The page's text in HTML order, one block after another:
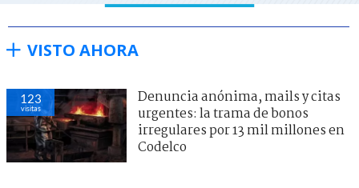
VISTO AHORA
123
visitas
Denuncia anónima, mails y citas
urgentes: la trama de bonos
irregulares por 13 mil millones en
Codelco